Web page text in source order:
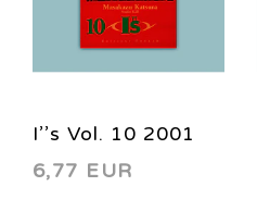
I’’s Vol. 10 2001
6,77 EUR